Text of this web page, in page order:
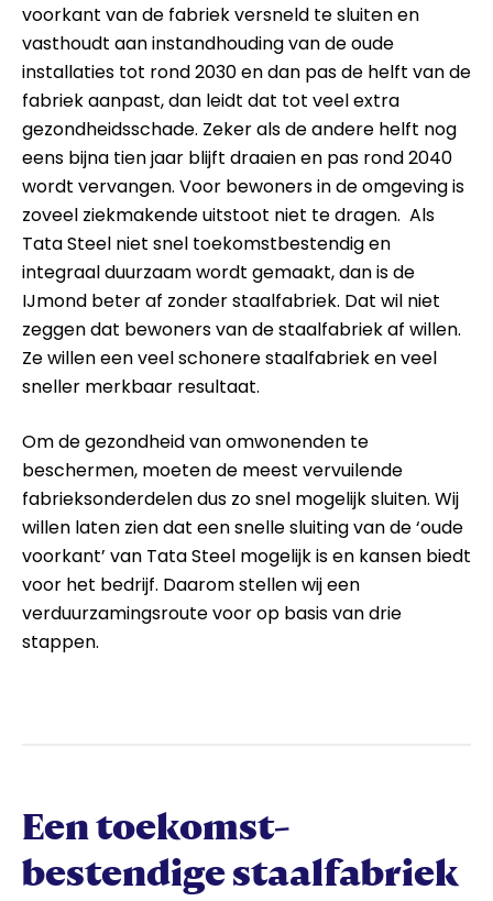
voorkant van de fabriek versneld te sluiten en
vasthoudt aan instandhouding van de oude
installaties tot rond 2030 en dan pas de helft van de
fabriek aanpast, dan leidt dat tot veel extra
gezondheidsschade. Zeker als de andere helft nog
eens bijna tien jaar blijft draaien en pas rond 2040
wordt vervangen. Voor bewoners in de omgeving is
zoveel ziekmakende uitstoot niet te dragen. Als
Tata Steel niet snel toekomstbestendig en
integraal duurzaam wordt gemaakt, dan is de
IJmond beter af zonder staalfabriek. Dat wil niet
zeggen dat bewoners van de staalfabriek af willen.
Ze willen een veel schonere staalfabriek en veel
sneller merkbaar resultaat.
Om de gezondheid van omwonenden te
beschermen, moeten de meest vervuilende
fabrieksonderdelen dus zo snel mogelijk sluiten. Wij
willen laten zien dat een snelle sluiting van de ‘oude
voorkant’ van Tata Steel mogelijk is en kansen biedt
voor het bedrijf. Daarom stellen wij een
verduurzamingsroute voor op basis van drie
stappen.
Een toekomst­
bestendige staalfabriek